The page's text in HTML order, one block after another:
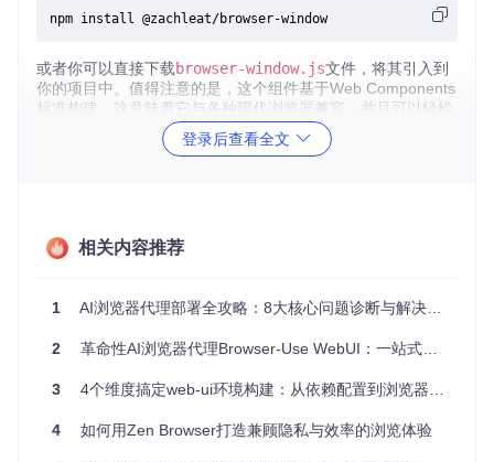
或者你可以直接下载browser-window.js文件，将其引入到
你的项目中。值得注意的是，这个组件基于Web Components
标准构建，这意味着它与各种现代浏览器兼容，并且可以轻松
地与其他前端库或框架集成。
网页演示 ：在展示网站或应用功能时，模拟浏览器环境可
教学教程：在教学如何操作Web应用程序时，它可以清晰
设计草图：设计师可以利用它快速搭建网页布局的初步模
原型开发：对于快速验证设计理念和功能，browser-win
登录后查看全文
相关内容推荐
1 AI浏览器代理部署全攻略：8大核心问题诊断与解决方案
2 革命性AI浏览器代理Browser-Use WebUI：一站式解决网页自动化难题
3 4个维度搞定web-ui环境构建：从依赖配置到浏览器集成的实战指南
4 如何用Zen Browser打造兼顾隐私与效率的浏览体验